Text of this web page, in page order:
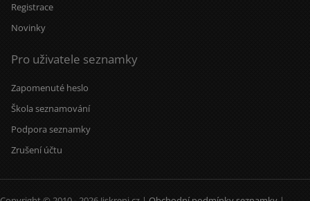
Registrace
Novinky
Pro uživatele seznamky
Zapomenuté heslo
Škola seznamování
Podpora seznamky
Zrušení účtu